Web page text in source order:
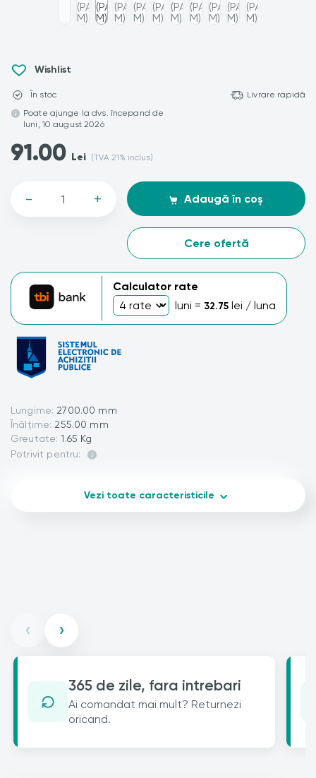
Wishlist
În stoc
Livrare rapidă
Poate ajunge la dvs. începand de
luni, 10 august 2026
91.00 Lei (TVA 21% inclus)
- + Adaugă în coș
Cere ofertă
Calculator rate
luni = 32.75 lei / luna
Lungime: 2700.00 mm
Înălțime: 255.00 mm
Greutate: 1.65 Kg
Potrivit pentru:
Vezi toate caracteristicile
‹ ›
365 de zile, fara intrebari
Ai comandat mai mult? Returnezi
oricand.